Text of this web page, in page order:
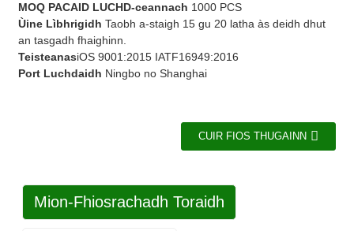
MOQ PACAID LUCHD-ceannach 1000 PCS
Ùine Lìbhrigidh Taobh a-staigh 15 gu 20 latha às deidh dhut
an tasgadh fhaighinn.
TeisteanasiOS 9001:2015 IATF16949:2016
Port Luchdaidh Ningbo no Shanghai
CUIR FIOS THUGAINN
Mion-Fhiosrachadh Toraidh